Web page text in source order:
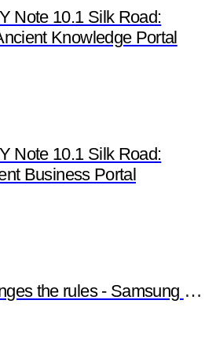
Note 10.1 Silk Road:
Knowledge Portal
Note 10.1 Silk Road:
Business Portal
the rules - Samsung